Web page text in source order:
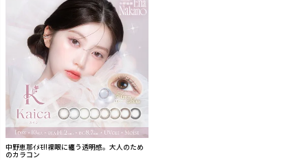
中野恵那ｲﾒﾓ!!裸眼に纏う透明感。大人のため
のカラコン